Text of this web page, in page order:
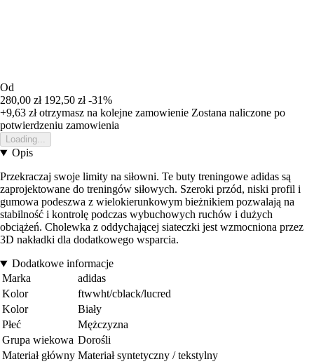
Od
280,00 zł 192,50 zł -31%
+9,63 złotrzymasz na kolejne zamowienie Zostana naliczone po
potwierdzeniu zamowienia
Loading...
Opis
Przekraczaj swoje limity na siłowni. Te buty treningowe adidas są
zaprojektowane do treningów siłowych. Szeroki przód, niski profil i
gumowa podeszwa z wielokierunkowym bieżnikiem pozwalają na
stabilność i kontrolę podczas wybuchowych ruchów i dużych
obciążeń. Cholewka z oddychającej siateczki jest wzmocniona przez
3D nakładki dla dodatkowego wsparcia.
Dodatkowe informacje
Marka
adidas
Kolor
ftwwht/cblack/lucred
Kolor
Biały
Płeć
Mężczyzna
Grupa wiekowa Dorośli
Materiał główny Materiał syntetyczny / tekstylny